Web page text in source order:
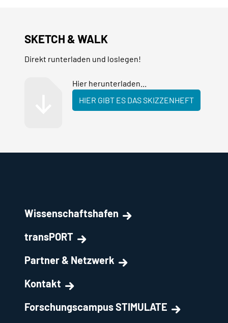
SKETCH & WALK
Direkt runterladen und loslegen!
Hier herunterladen...
HIER GIBT ES DAS SKIZZENHEFT
Wissenschaftshafen
transPORT
Partner & Netzwerk
Kontakt
Forschungscampus STIMULATE